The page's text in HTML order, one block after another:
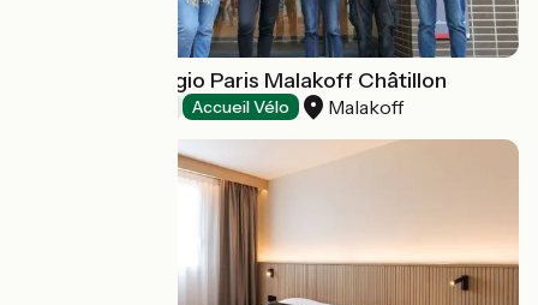
Aparthotel Adagio Paris Malakoff Châtillon
Accueil Vélo Malakoff